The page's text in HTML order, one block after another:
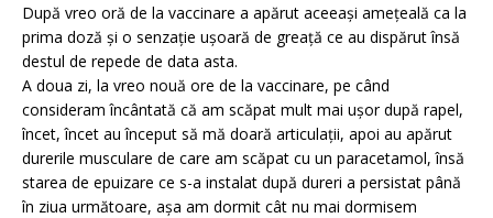
După vreo oră de la vaccinare a apărut aceeași amețeală ca la
prima doză și o senzație ușoară de greață ce au dispărut însă
destul de repede de data asta.
A doua zi, la vreo nouă ore de la vaccinare, pe când
consideram încântată că am scăpat mult mai ușor după rapel,
încet, încet au început să mă doară articulații, apoi au apărut
durerile musculare de care am scăpat cu un paracetamol, însă
starea de epuizare ce s-a instalat după dureri a persistat până
în ziua următoare, așa am dormit cât nu mai dormisem